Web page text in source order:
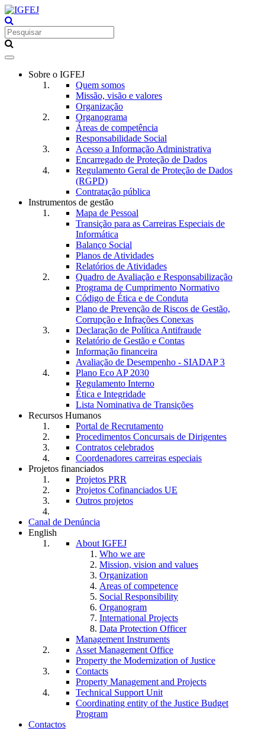
Toggle
navigationSobre o IGFEJ
Quem somos
Missão, visão e valores
Organização
Organograma
Áreas de competência
Responsabilidade Social
Acesso a Informação Administrativa
Encarregado de Proteção de Dados
Regulamento Geral de Proteção de Dados
(RGPD)
Contratação pública
Instrumentos de gestão
Mapa de Pessoal
Transição para as Carreiras Especiais de
Informática
Balanço Social
Planos de Atividades
Relatórios de Atividades
Quadro de Avaliação e Responsabilização
Programa de Cumprimento Normativo
Código de Ética e de Conduta
Plano de Prevenção de Riscos de Gestão,
Corrupção e Infrações Conexas
Declaração de Política Antifraude
Relatório de Gestão e Contas
Informação financeira
Avaliação de Desempenho - SIADAP 3
Plano Eco AP 2030
Regulamento Interno
Ética e Integridade
Lista Nominativa de Transições
Recursos Humanos
Portal de Recrutamento
Procedimentos Concursais de Dirigentes
Contratos celebrados
Coordenadores carreiras especiais
Projetos financiados
Projetos PRR
Projetos Cofinanciados UE
Outros projetos
Canal de Denúncia
English
About IGFEJ
Who we are
Mission, vision and values
Organization
Areas of competence
Social Responsibility
Organogram
International Projects
Data Protection Officer
Management Instruments
Asset Management Office
Property the Modernization of Justice
Contacts
Property Management and Projects
Technical Support Unit
Coordinating entity of the Justice Budget
Program
Contactos